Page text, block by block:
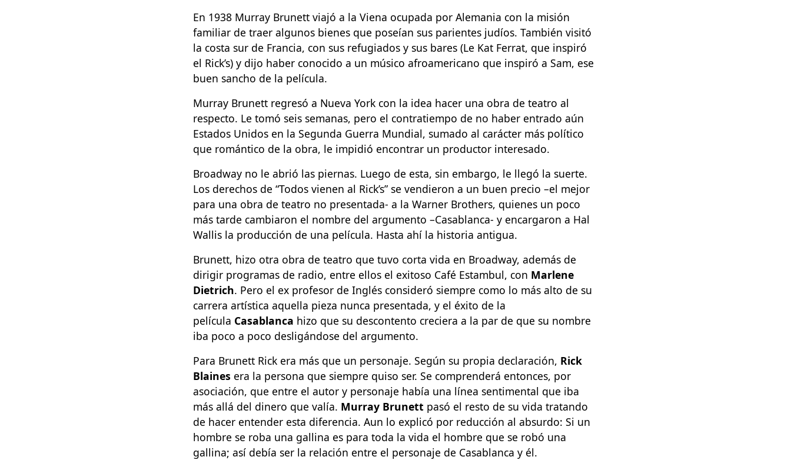
En 1938 Murray Brunett viajó a la Viena ocupada por Alemania con la misión
familiar de traer algunos bienes que poseían sus parientes judíos. También visitó
la costa sur de Francia, con sus refugiados y sus bares (Le Kat Ferrat, que inspiró
el Rick’s) y dijo haber conocido a un músico afroamericano que inspiró a Sam, ese
buen sancho de la película.
Murray Brunett regresó a Nueva York con la idea hacer una obra de teatro al
respecto. Le tomó seis semanas, pero el contratiempo de no haber entrado aún
Estados Unidos en la Segunda Guerra Mundial, sumado al carácter más político
que romántico de la obra, le impidió encontrar un productor interesado.
Broadway no le abrió las piernas. Luego de esta, sin embargo, le llegó la suerte.
Los derechos de “Todos vienen al Rick’s” se vendieron a un buen precio –el mejor
para una obra de teatro no presentada- a la Warner Brothers, quienes un poco
más tarde cambiaron el nombre del argumento –Casablanca- y encargaron a Hal
Wallis la producción de una película. Hasta ahí la historia antigua.
Brunett, hizo otra obra de teatro que tuvo corta vida en Broadway, además de
dirigir programas de radio, entre ellos el exitoso Café Estambul, con Marlene
Dietrich. Pero el ex profesor de Inglés consideró siempre como lo más alto de su
carrera artística aquella pieza nunca presentada, y el éxito de la
película Casablanca hizo que su descontento creciera a la par de que su nombre
iba poco a poco desligándose del argumento.
Para Brunett Rick era más que un personaje. Según su propia declaración, Rick
Blaines era la persona que siempre quiso ser. Se comprenderá entonces, por
asociación, que entre el autor y personaje había una línea sentimental que iba
más allá del dinero que valía. Murray Brunett pasó el resto de su vida tratando
de hacer entender esta diferencia. Aun lo explicó por reducción al absurdo: Si un
hombre se roba una gallina es para toda la vida el hombre que se robó una
gallina; así debía ser la relación entre el personaje de Casablanca y él.